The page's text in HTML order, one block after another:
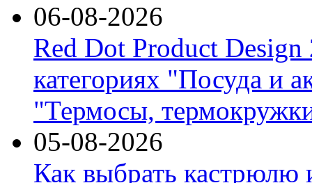
06-08-2026
Red Dot Product Design
категориях "Посуда и
"Термосы,
05-08-2026
Как выбрать кастрюлю